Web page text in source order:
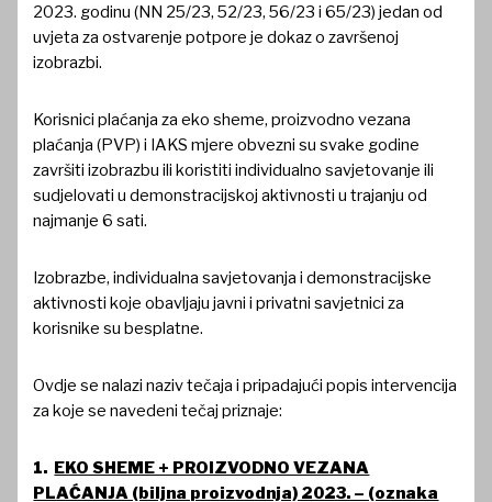
2023. godinu (NN 25/23, 52/23, 56/23 i 65/23) jedan od
uvjeta za ostvarenje potpore je dokaz o završenoj
izobrazbi.
Korisnici plaćanja za eko sheme, proizvodno vezana
plaćanja (PVP) i IAKS mjere obvezni su svake godine
završiti izobrazbu ili koristiti individualno savjetovanje ili
sudjelovati u demonstracijskoj aktivnosti u trajanju od
najmanje 6 sati.
Izobrazbe, individualna savjetovanja i demonstracijske
aktivnosti koje obavljaju javni i privatni savjetnici za
korisnike su besplatne.
Ovdje se nalazi naziv tečaja i pripadajući popis intervencija
za koje se navedeni tečaj priznaje:
1. EKO SHEME + PROIZVODNO VEZANA
PLAĆANJA (biljna proizvodnja) 2023. – (oznaka